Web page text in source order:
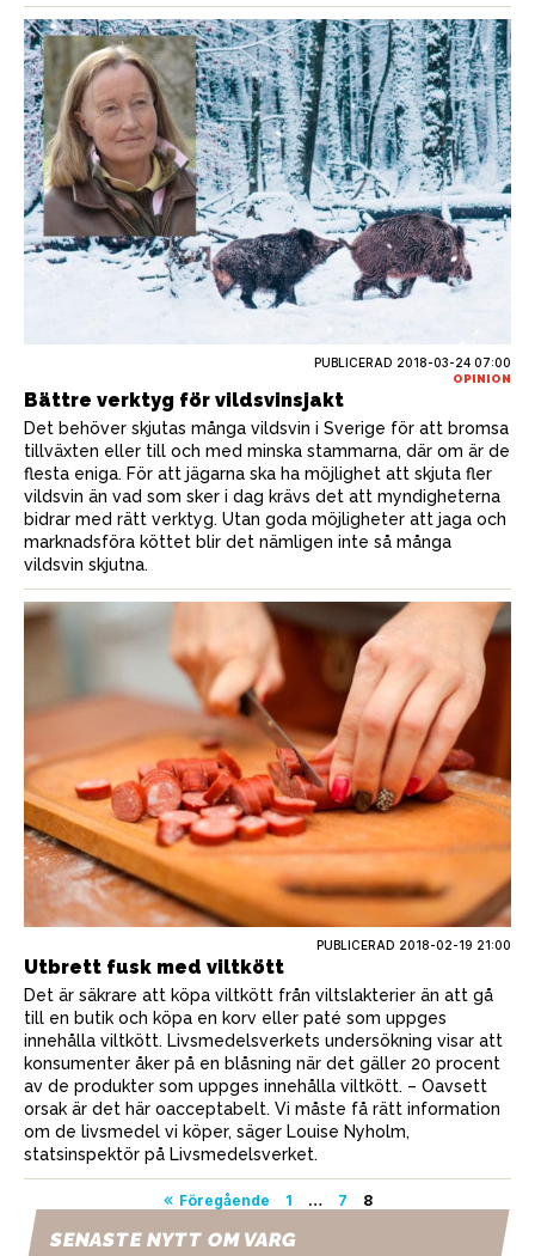
PUBLICERAD 2018-03-24 07:00
OPINION
Bättre verktyg för vildsvinsjakt
Det behöver skjutas många vildsvin i Sverige för att bromsa
tillväxten eller till och med minska stammarna, där om är de
flesta eniga. För att jägarna ska ha möjlighet att skjuta fler
vildsvin än vad som sker i dag krävs det att myndigheterna
bidrar med rätt verktyg. Utan goda möjligheter att jaga och
marknadsföra köttet blir det nämligen inte så många
vildsvin skjutna.
PUBLICERAD 2018-02-19 21:00
Utbrett fusk med viltkött
Det är säkrare att köpa viltkött från viltslakterier än att gå
till en butik och köpa en korv eller paté som uppges
innehålla viltkött. Livsmedelsverkets undersökning visar att
konsumenter åker på en blåsning när det gäller 20 procent
av de produkter som uppges innehålla viltkött. – Oavsett
orsak är det här oacceptabelt. Vi måste få rätt information
om de livsmedel vi köper, säger Louise Nyholm,
statsinspektör på Livsmedelsverket.
Sidnumrering
för
Föregående 1 … 7 8
SENASTE NYTT OM VARG